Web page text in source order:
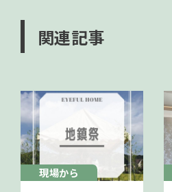
関連記事
現場から